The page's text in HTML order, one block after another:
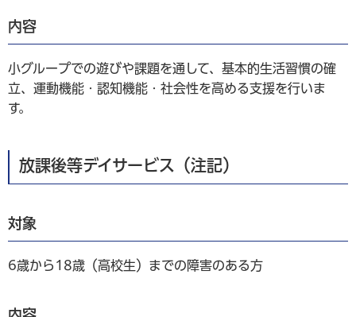
内容
小グループでの遊びや課題を通して、基本的生活習慣の確
立、運動機能・認知機能・社会性を高める支援を行いま
す。
放課後等デイサービス（注記）
対象
6歳から18歳（高校生）までの障害のある方